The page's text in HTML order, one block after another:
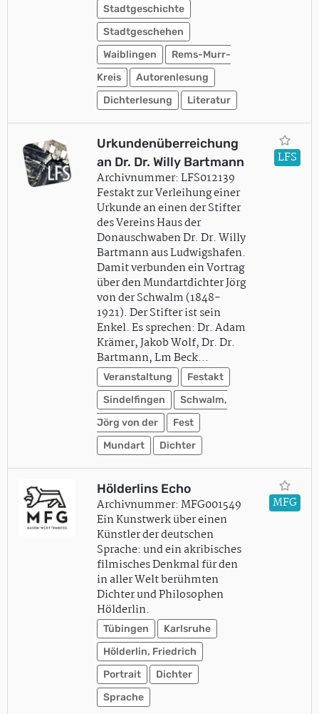
Stadtgeschichte
Stadtgeschehen
Waiblingen
Rems-Murr-
Kreis
Autorenlesung
Dichterlesung
Literatur
Urkundenüberreichung
an Dr. Dr. Willy Bartmann
Archivnummer: LFS012139
Festakt zur Verleihung einer
Urkunde an einen der Stifter
des Vereins Haus der
Donauschwaben Dr. Dr. Willy
Bartmann aus Ludwigshafen.
Damit verbunden ein Vortrag
über den Mundartdichter Jörg
von der Schwalm (1848-
1921). Der Stifter ist sein
Enkel. Es sprechen: Dr. Adam
Krämer, Jakob Wolf, Dr. Dr.
Bartmann, Lm Beck…
Veranstaltung
Festakt
Sindelfingen
Schwalm,
Jörg von der
Fest
Mundart
Dichter
LFS
Hölderlins Echo
Archivnummer: MFG001549
Ein Kunstwerk über einen
Künstler der deutschen
Sprache: und ein akribisches
filmisches Denkmal für den
in aller Welt berühmten
Dichter und Philosophen
Hölderlin.
Tübingen
Karlsruhe
Hölderlin, Friedrich
Portrait
Dichter
Sprache
MFG